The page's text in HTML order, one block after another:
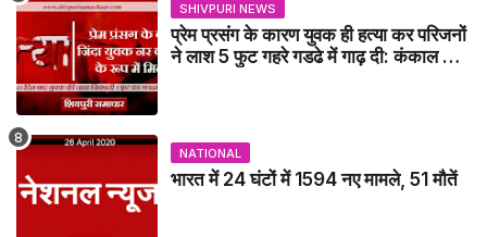
SHIVPURI NEWS
प्रेम प्रसंग के कारण युवक ही हत्या कर परिजनों
ने लाश 5 फुट गहरे गडढे में गाढ़ दी: कंकाल के
NATIONAL
भारत में 24 घंटों में 1594 नए मामले, 51 मौतें